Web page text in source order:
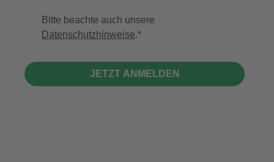
Bitte beachte auch unsere
Datenschutzhinweise.
JETZT ANMELDEN